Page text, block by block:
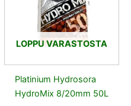
LOPPU VARASTOSTA
Platinium Hydrosora
HydroMix 8/20mm 50L